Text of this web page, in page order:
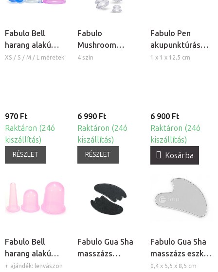
Fabulo Bell
harang alakú
szilikon köpöly
XS / S / M / L méretek
970 Ft
Raktáron (24ó
kiszállítás)
RÉSZLET
Fabulo
Mushroom
gomba alakú
4 szín
6 990 Ft
Raktáron (24ó
kiszállítás)
RÉSZLET
Fabulo Pen
akupunktúrás
toll
1 x 1 x 12,5 cm
6 900 Ft
Raktáron (24ó
kiszállítás)
Kosárba
Fabulo Bell
harang alakú
szilikon köpöly
+ ajándék: lenvászon
Fabulo Gua Sha
masszázs
Fabulo Gua Sha
masszázs eszköz
- Rozsdamentes
0,4 x 5,5 x 8,5 cm